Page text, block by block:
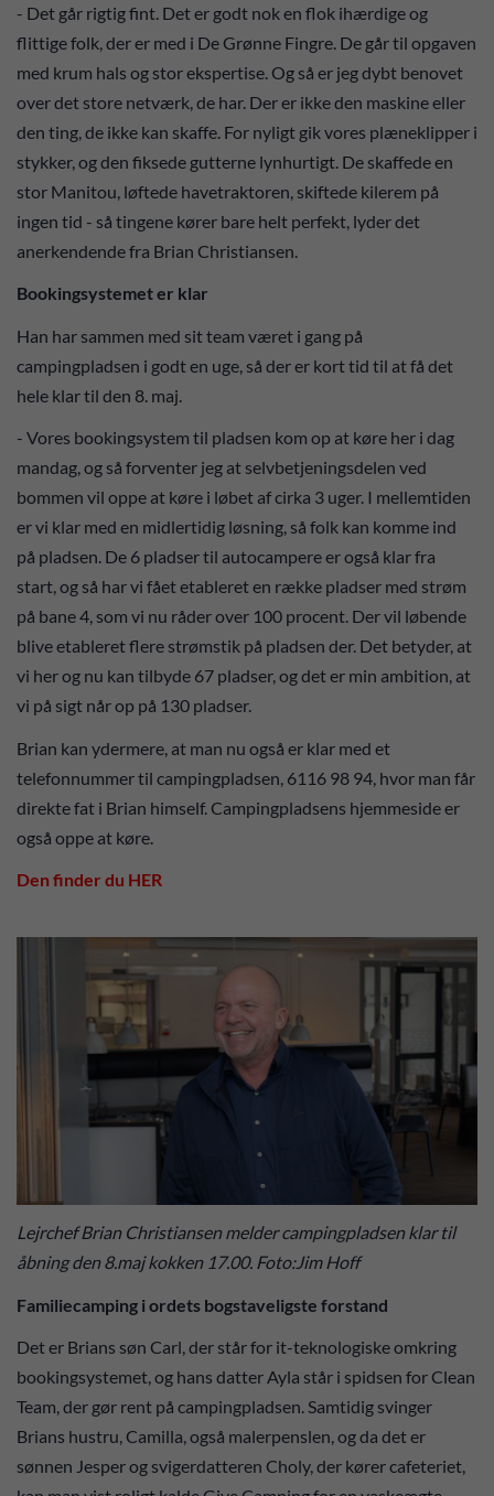
- Det går rigtig fint. Det er godt nok en flok ihærdige og
flittige folk, der er med i De Grønne Fingre. De går til opgaven
med krum hals og stor ekspertise. Og så er jeg dybt benovet
over det store netværk, de har. Der er ikke den maskine eller
den ting, de ikke kan skaffe. For nyligt gik vores plæneklipper i
stykker, og den fiksede gutterne lynhurtigt. De skaffede en
stor Manitou, løftede havetraktoren, skiftede kilerem på
ingen tid - så tingene kører bare helt perfekt, lyder det
anerkendende fra Brian Christiansen.
Bookingsystemet er klar
Han har sammen med sit team været i gang på
campingpladsen i godt en uge, så der er kort tid til at få det
hele klar til den 8. maj.
- Vores bookingsystem til pladsen kom op at køre her i dag
mandag, og så forventer jeg at selvbetjeningsdelen ved
bommen vil oppe at køre i løbet af cirka 3 uger. I mellemtiden
er vi klar med en midlertidig løsning, så folk kan komme ind
på pladsen. De 6 pladser til autocampere er også klar fra
start, og så har vi fået etableret en række pladser med strøm
på bane 4, som vi nu råder over 100 procent. Der vil løbende
blive etableret flere strømstik på pladsen der. Det betyder, at
vi her og nu kan tilbyde 67 pladser, og det er min ambition, at
vi på sigt når op på 130 pladser.
Brian kan ydermere, at man nu også er klar med et
telefonnummer til campingpladsen, 6116 98 94, hvor man får
direkte fat i Brian himself. Campingpladsens hjemmeside er
også oppe at køre.
Den finder du HER
Lejrchef Brian Christiansen melder campingpladsen klar til
åbning den 8.maj kokken 17.00. Foto:Jim Hoff
Familiecamping i ordets bogstaveligste forstand
Det er Brians søn Carl, der står for it-teknologiske omkring
bookingsystemet, og hans datter Ayla står i spidsen for Clean
Team, der gør rent på campingpladsen. Samtidig svinger
Brians hustru, Camilla, også malerpenslen, og da det er
sønnen Jesper og svigerdatteren Choly, der kører cafeteriet,